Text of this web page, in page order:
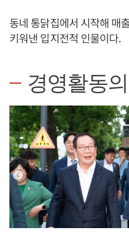
동네 통닭집에서 시작해 매
키워낸 입지전적 인물이다.
경영활동